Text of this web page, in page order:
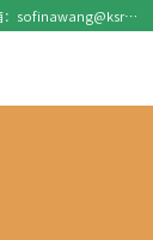
邮箱：sofinawang@ksrcd.com